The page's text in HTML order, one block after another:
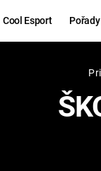
Cool Esport Pořady